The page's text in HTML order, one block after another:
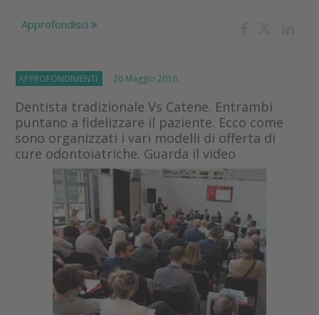
Approfondisci
APPROFONDIMENTI 26 Maggio 2016
Dentista tradizionale Vs Catene. Entrambi
puntano a fidelizzare il paziente. Ecco come
sono organizzati i vari modelli di offerta di
cure odontoiatriche. Guarda il video